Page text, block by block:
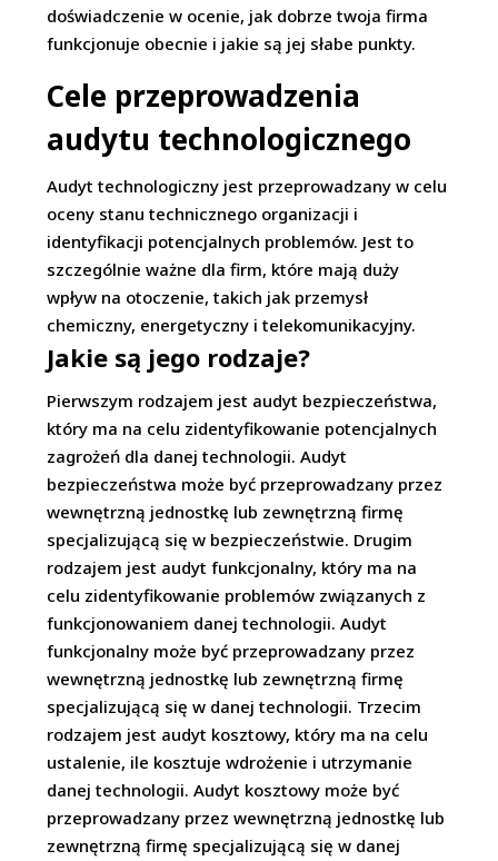
doświadczenie w ocenie, jak dobrze twoja firma
funkcjonuje obecnie i jakie są jej słabe punkty.
Cele przeprowadzenia
audytu technologicznego
Audyt technologiczny jest przeprowadzany w celu
oceny stanu technicznego organizacji i
identyfikacji potencjalnych problemów. Jest to
szczególnie ważne dla firm, które mają duży
wpływ na otoczenie, takich jak przemysł
chemiczny, energetyczny i telekomunikacyjny.
Jakie są jego rodzaje?
Pierwszym rodzajem jest audyt bezpieczeństwa,
który ma na celu zidentyfikowanie potencjalnych
zagrożeń dla danej technologii. Audyt
bezpieczeństwa może być przeprowadzany przez
wewnętrzną jednostkę lub zewnętrzną firmę
specjalizującą się w bezpieczeństwie. Drugim
rodzajem jest audyt funkcjonalny, który ma na
celu zidentyfikowanie problemów związanych z
funkcjonowaniem danej technologii. Audyt
funkcjonalny może być przeprowadzany przez
wewnętrzną jednostkę lub zewnętrzną firmę
specjalizującą się w danej technologii. Trzecim
rodzajem jest audyt kosztowy, który ma na celu
ustalenie, ile kosztuje wdrożenie i utrzymanie
danej technologii. Audyt kosztowy może być
przeprowadzany przez wewnętrzną jednostkę lub
zewnętrzną firmę specjalizującą się w danej